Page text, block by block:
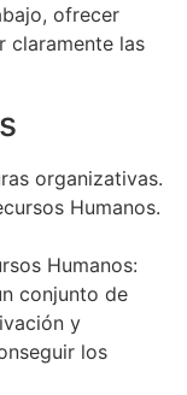
ofrecer
claramente las
organizativas.
Humanos.
Humanos:
conjunto de
y
los